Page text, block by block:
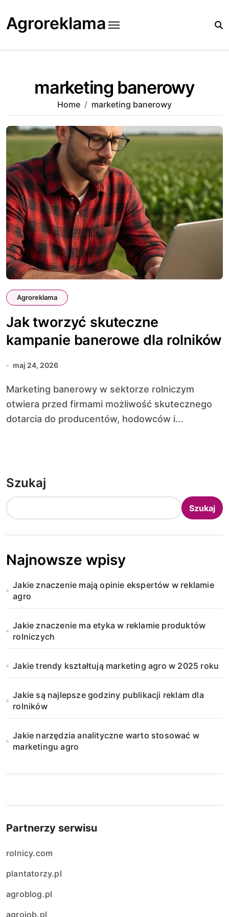
content
Agroreklama
marketing banerowy
Home marketing banerowy
Agroreklama
Jak tworzyć skuteczne
kampanie banerowe dla rolników
maj 24, 2026
Marketing banerowy w sektorze rolniczym
otwiera przed firmami możliwość skutecznego
dotarcia do producentów, hodowców i...
Szukaj
Szukaj
Najnowsze wpisy
Jakie znaczenie mają opinie ekspertów w reklamie
agro
Jakie znaczenie ma etyka w reklamie produktów
rolniczych
Jakie trendy kształtują marketing agro w 2025 roku
Jakie są najlepsze godziny publikacji reklam dla
rolników
Jakie narzędzia analityczne warto stosować w
marketingu agro
Partnerzy serwisu
rolnicy.com
plantatorzy.pl
agroblog.pl
agrojob.pl